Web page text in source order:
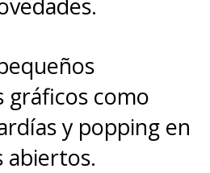
gráficos como
y popping en
abiertos.